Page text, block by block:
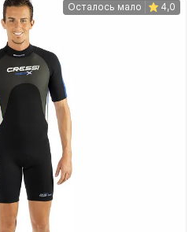
Осталось мало 4,0